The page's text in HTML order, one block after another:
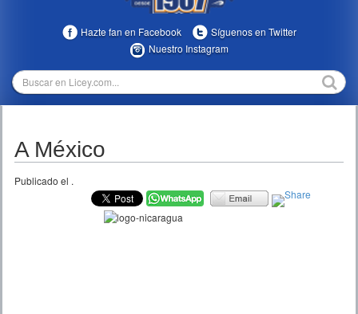
MULTIMEDIA
TEMPORADAS
Hazte fan en Facebook
Síguenos en Twitter
Nuestro Instagram
A México
Publicado el .